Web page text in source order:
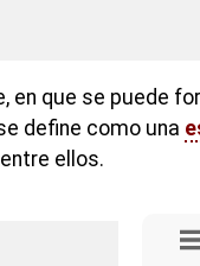
que se puede
define como una
ellos.